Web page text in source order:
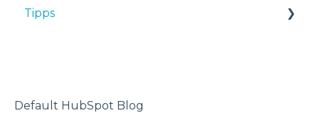
Maintenance
TPU
Tipps
Default HubSpot Blog